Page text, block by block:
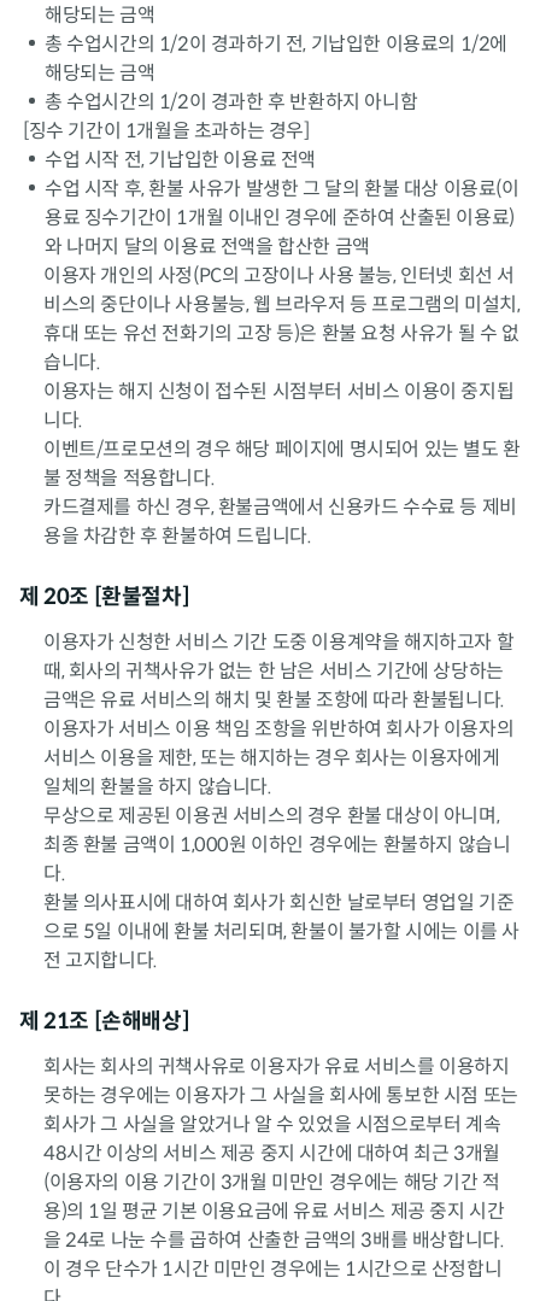
해당되는 금액
총 수업시간의 1/2이 경과하기 전, 기납입한 이용료의 1/2에
해당되는 금액
총 수업시간의 1/2이 경과한 후 반환하지 아니함
[징수 기간이 1개월을 초과하는 경우]
수업 시작 전, 기납입한 이용료 전액
수업 시작 후, 환불 사유가 발생한 그 달의 환불 대상 이용료(이
용료 징수기간이 1개월 이내인 경우에 준하여 산출된 이용료)
와 나머지 달의 이용료 전액을 합산한 금액
이용자 개인의 사정(PC의 고장이나 사용 불능, 인터넷 회선 서
비스의 중단이나 사용불능, 웹 브라우저 등 프로그램의 미설치,
휴대 또는 유선 전화기의 고장 등)은 환불 요청 사유가 될 수 없
습니다.
이용자는 해지 신청이 접수된 시점부터 서비스 이용이 중지됩
니다.
이벤트/프로모션의 경우 해당 페이지에 명시되어 있는 별도 환
불 정책을 적용합니다.
카드결제를 하신 경우, 환불금액에서 신용카드 수수료 등 제비
용을 차감한 후 환불하여 드립니다.
제 20조 [환불절차]
이용자가 신청한 서비스 기간 도중 이용계약을 해지하고자 할
때, 회사의 귀책사유가 없는 한 남은 서비스 기간에 상당하는
금액은 유료 서비스의 해치 및 환불 조항에 따라 환불됩니다.
이용자가 서비스 이용 책임 조항을 위반하여 회사가 이용자의
서비스 이용을 제한, 또는 해지하는 경우 회사는 이용자에게
일체의 환불을 하지 않습니다.
무상으로 제공된 이용권 서비스의 경우 환불 대상이 아니며,
최종 환불 금액이 1,000원 이하인 경우에는 환불하지 않습니
다.
환불 의사표시에 대하여 회사가 회신한 날로부터 영업일 기준
으로 5일 이내에 환불 처리되며, 환불이 불가할 시에는 이를 사
전 고지합니다.
제 21조 [손해배상]
회사는 회사의 귀책사유로 이용자가 유료 서비스를 이용하지
못하는 경우에는 이용자가 그 사실을 회사에 통보한 시점 또는
회사가 그 사실을 알았거나 알 수 있었을 시점으로부터 계속
48시간 이상의 서비스 제공 중지 시간에 대하여 최근 3개월
(이용자의 이용 기간이 3개월 미만인 경우에는 해당 기간 적
용)의 1일 평균 기본 이용요금에 유료 서비스 제공 중지 시간
을 24로 나눈 수를 곱하여 산출한 금액의 3배를 배상합니다.
이 경우 단수가 1시간 미만인 경우에는 1시간으로 산정합니